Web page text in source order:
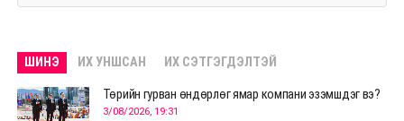
ШИНЭ ИХ УНШСАН ИХ СЭТГЭГДЭЛТЭЙ
Төрийн гурван өндөрлөг ямар компани эзэмшдэг вэ?
3/08/2026, 19:31